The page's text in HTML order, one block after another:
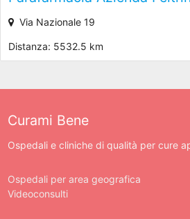
Via Nazionale 19
Distanza: 5532.5 km
Curami Bene
Ospedali e cliniche di qualità per cure
Ospedali per area geografica
Videoconsulti